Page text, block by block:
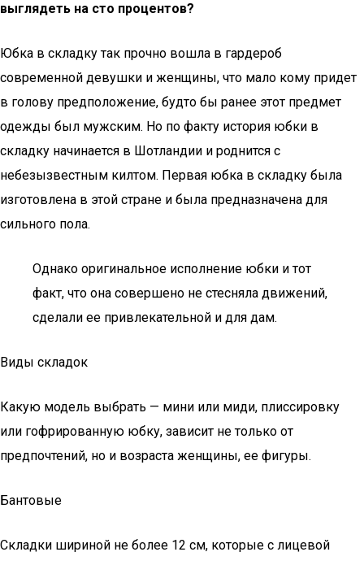
выглядеть на сто процентов?
Юбка в складку так прочно вошла в гардероб
современной девушки и женщины, что мало кому придет
в голову предположение, будто бы ранее этот предмет
одежды был мужским. Но по факту история юбки в
складку начинается в Шотландии и роднится с
небезызвестным килтом. Первая юбка в складку была
изготовлена в этой стране и была предназначена для
сильного пола.
Однако оригинальное исполнение юбки и тот
факт, что она совершено не стесняла движений,
сделали ее привлекательной и для дам.
Виды складок
Какую модель выбрать — мини или миди, плиссировку
или гофрированную юбку, зависит не только от
предпочтений, но и возраста женщины, ее фигуры.
Бантовые
Складки шириной не более 12 см, которые с лицевой